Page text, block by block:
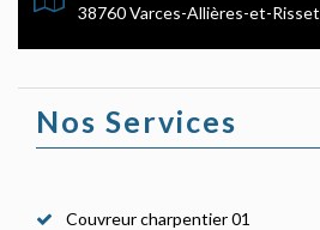
38760 Varces-Allières-et-Risset
Nos Services
Couvreur charpentier 01